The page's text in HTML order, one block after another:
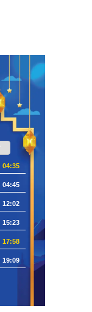
04:35
04:45
12:02
15:23
17:58
19:09